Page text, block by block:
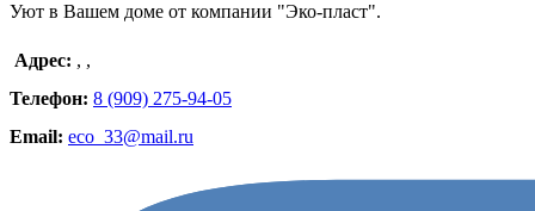
Уют в Вашем доме от компании "Эко-пласт".
Адрес: , ,
Телефон: 8 (909) 275-94-05
Email: eco_33@mail.ru